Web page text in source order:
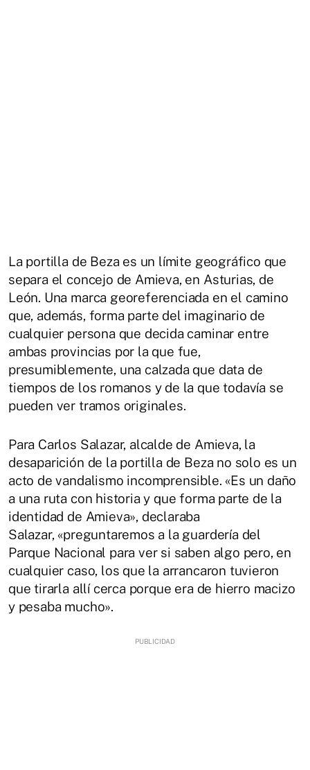
La portilla de Beza es un límite geográfico que
separa el concejo de Amieva, en Asturias, de
León. Una marca georeferenciada en el camino
que, además, forma parte del imaginario de
cualquier persona que decida caminar entre
ambas provincias por la que fue,
presumiblemente, una calzada que data de
tiempos de los romanos y de la que todavía se
pueden ver tramos originales.
Para Carlos Salazar, alcalde de Amieva, la
desaparición de la portilla de Beza no solo es un
acto de vandalismo incomprensible. «Es un daño
a una ruta con historia y que forma parte de la
identidad de Amieva», declaraba
Salazar, «preguntaremos a la guardería del
Parque Nacional para ver si saben algo pero, en
cualquier caso, los que la arrancaron tuvieron
que tirarla allí cerca porque era de hierro macizo
y pesaba mucho».